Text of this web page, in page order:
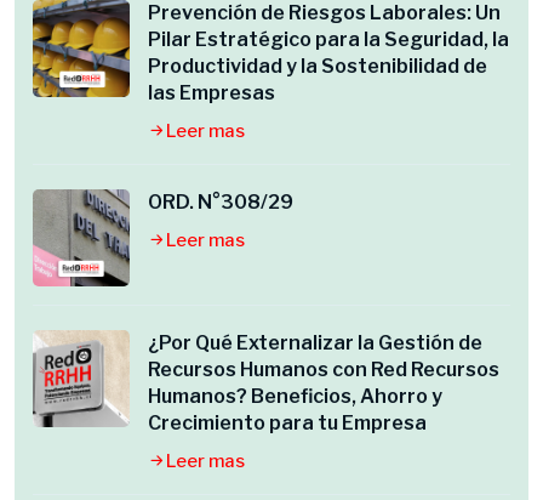
Prevención de Riesgos Laborales: Un
Pilar Estratégico para la Seguridad, la
Productividad y la Sostenibilidad de
las Empresas
Leer mas
ORD. N°308/29
Leer mas
¿Por Qué Externalizar la Gestión de
Recursos Humanos con Red Recursos
Humanos? Beneficios, Ahorro y
Crecimiento para tu Empresa
Leer mas